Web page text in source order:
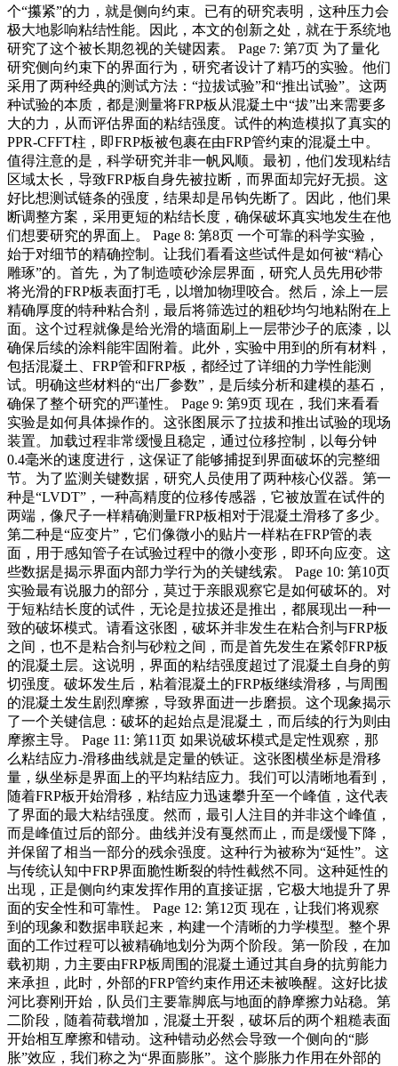
个“攥紧”的力，就是侧向约束。已有的研究表明，这种压力会
极大地影响粘结性能。因此，本文的创新之处，就在于系统地
研究了这个被长期忽视的关键因素。 Page 7: 第7页 为了量化
研究侧向约束下的界面行为，研究者设计了精巧的实验。他们
采用了两种经典的测试方法：“拉拔试验”和“推出试验”。这两
种试验的本质，都是测量将FRP板从混凝土中“拔”出来需要多
大的力，从而评估界面的粘结强度。试件的构造模拟了真实的
PPR-CFFT柱，即FRP板被包裹在由FRP管约束的混凝土中。
值得注意的是，科学研究并非一帆风顺。最初，他们发现粘结
区域太长，导致FRP板自身先被拉断，而界面却完好无损。这
好比想测试链条的强度，结果却是吊钩先断了。因此，他们果
断调整方案，采用更短的粘结长度，确保破坏真实地发生在他
们想要研究的界面上。 Page 8: 第8页 一个可靠的科学实验，
始于对细节的精确控制。让我们看看这些试件是如何被“精心
雕琢”的。首先，为了制造喷砂涂层界面，研究人员先用砂带
将光滑的FRP板表面打毛，以增加物理咬合。然后，涂上一层
精确厚度的特种粘合剂，最后将筛选过的粗砂均匀地粘附在上
面。这个过程就像是给光滑的墙面刷上一层带沙子的底漆，以
确保后续的涂料能牢固附着。此外，实验中用到的所有材料，
包括混凝土、FRP管和FRP板，都经过了详细的力学性能测
试。明确这些材料的“出厂参数”，是后续分析和建模的基石，
确保了整个研究的严谨性。 Page 9: 第9页 现在，我们来看看
实验是如何具体操作的。这张图展示了拉拔和推出试验的现场
装置。加载过程非常缓慢且稳定，通过位移控制，以每分钟
0.4毫米的速度进行，这保证了能够捕捉到界面破坏的完整细
节。为了监测关键数据，研究人员使用了两种核心仪器。第一
种是“LVDT”，一种高精度的位移传感器，它被放置在试件的
两端，像尺子一样精确测量FRP板相对于混凝土滑移了多少。
第二种是“应变片”，它们像微小的贴片一样粘在FRP管的表
面，用于感知管子在试验过程中的微小变形，即环向应变。这
些数据是揭示界面内部力学行为的关键线索。 Page 10: 第10页
实验最有说服力的部分，莫过于亲眼观察它是如何破坏的。对
于短粘结长度的试件，无论是拉拔还是推出，都展现出一种一
致的破坏模式。请看这张图，破坏并非发生在粘合剂与FRP板
之间，也不是粘合剂与砂粒之间，而是首先发生在紧邻FRP板
的混凝土层。这说明，界面的粘结强度超过了混凝土自身的剪
切强度。破坏发生后，粘着混凝土的FRP板继续滑移，与周围
的混凝土发生剧烈摩擦，导致界面进一步磨损。这个现象揭示
了一个关键信息：破坏的起始点是混凝土，而后续的行为则由
摩擦主导。 Page 11: 第11页 如果说破坏模式是定性观察，那
么粘结应力-滑移曲线就是定量的铁证。这张图横坐标是滑移
量，纵坐标是界面上的平均粘结应力。我们可以清晰地看到，
随着FRP板开始滑移，粘结应力迅速攀升至一个峰值，这代表
了界面的最大粘结强度。然而，最引人注目的并非这个峰值，
而是峰值过后的部分。曲线并没有戛然而止，而是缓慢下降，
并保留了相当一部分的残余强度。这种行为被称为“延性”。这
与传统认知中FRP界面脆性断裂的特性截然不同。这种延性的
出现，正是侧向约束发挥作用的直接证据，它极大地提升了界
面的安全性和可靠性。 Page 12: 第12页 现在，让我们将观察
到的现象和数据串联起来，构建一个清晰的力学模型。整个界
面的工作过程可以被精确地划分为两个阶段。第一阶段，在加
载初期，力主要由FRP板周围的混凝土通过其自身的抗剪能力
来承担，此时，外部的FRP管约束作用还未被唤醒。这好比拔
河比赛刚开始，队员们主要靠脚底与地面的静摩擦力站稳。第
二阶段，随着荷载增加，混凝土开裂，破坏后的两个粗糙表面
开始相互摩擦和错动。这种错动必然会导致一个侧向的“膨
胀”效应，我们称之为“界面膨胀”。这个膨胀力作用在外部的